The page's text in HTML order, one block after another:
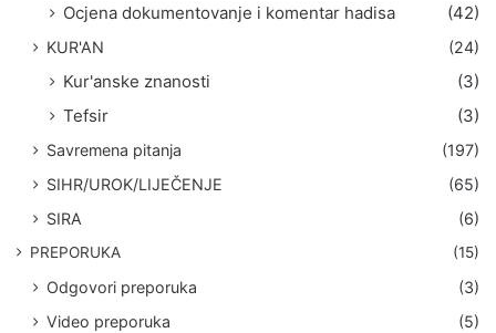
Ocjena dokumentovanje i komentar hadisa
(42)
KUR'AN (24)
Kur'anske znanosti
(3)
Tefsir
(3)
Savremena pitanja
(197)
SIHR/UROK/LIJEČENJE
(65)
SIRA
(6)
PREPORUKA (15)
Odgovori preporuka
(3)
Video preporuka
(5)